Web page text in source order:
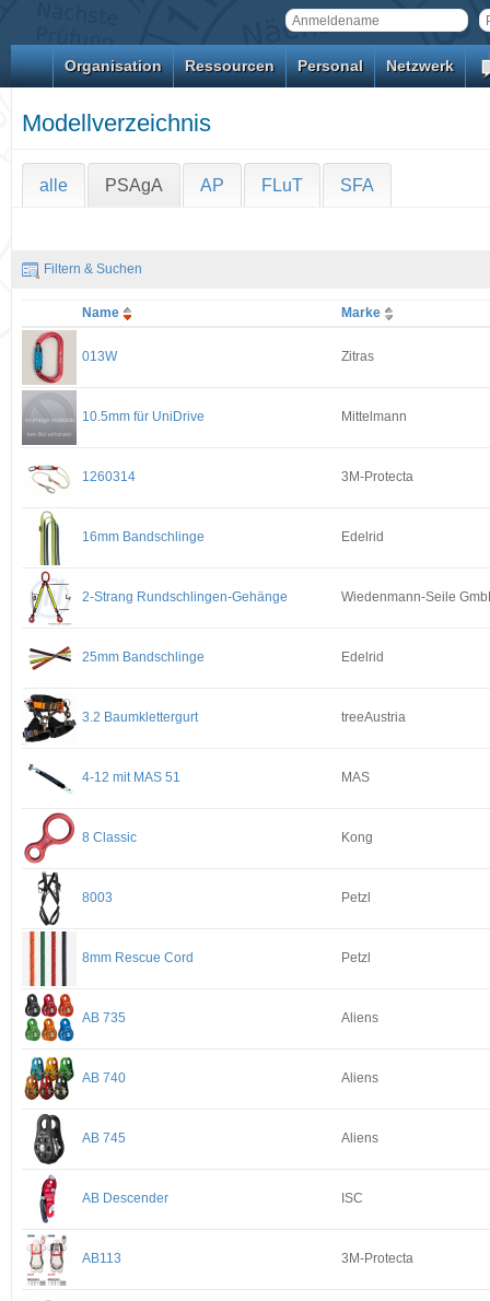
Organisation Ressourcen Personal Netzwerk
Modellverzeichnis
alle PSAgA AP FLuT SFA
Filtern & Suchen
Name Marke
013W Zitras
10.5mm für UniDrive Mittelmann
1260314 3M-Protecta
16mm Bandschlinge Edelrid
2-Strang Rundschlingen-Gehänge Wiedenmann-Seile
25mm Bandschlinge Edelrid
3.2 Baumklettergurt treeAustria
4-12 mit MAS 51 MAS
8 Classic Kong
8003 Petzl
8mm Rescue Cord Petzl
AB 735 Aliens
AB 740 Aliens
AB 745 Aliens
AB Descender ISC
AB113 3M-Protecta